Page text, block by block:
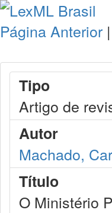
Página Anterior |
Tipo
Artigo de
Autor
Machado,
Título
O Ministério